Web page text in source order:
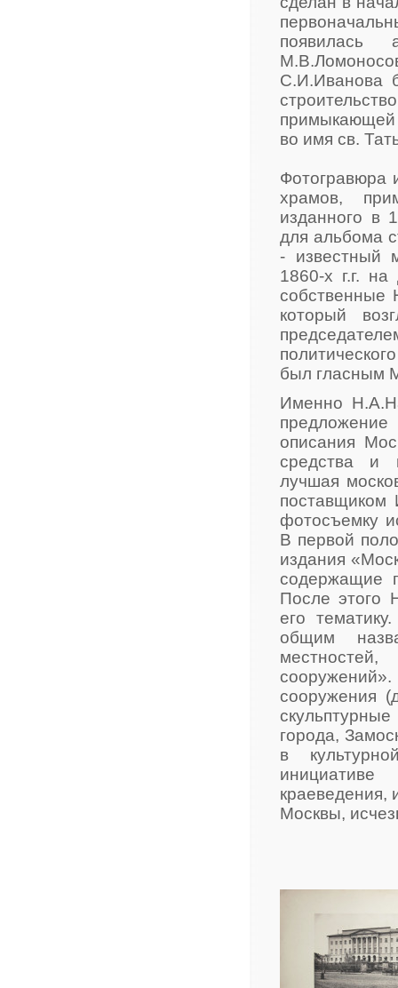
появилась
С.И.Иванова
примыкающей
во имя св.
Фотогравюра
храмов,
изданного в
для альбома
- известный
1860-x г.г.
собственные
который
был гласным
Именно
предложение
описания
средства и
лучшая
поставщиком
фотосъемку
В первой
издания
содержащие
После этого
его
общим
сооружения
города,
в
Москвы,